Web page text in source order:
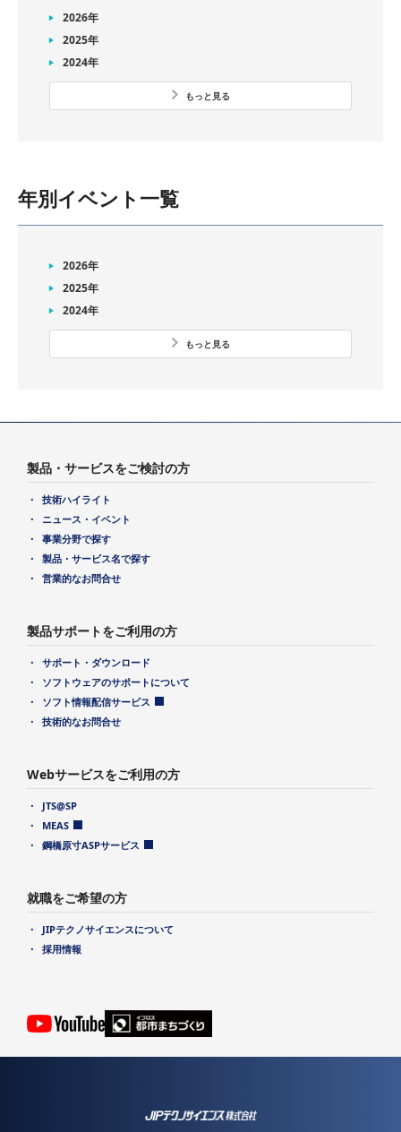
2026年
2025年
2024年
もっと見る
年別イベント一覧
2026年
2025年
2024年
もっと見る
製品・サービスをご検討の方
技術ハイライト
ニュース・イベント
事業分野で探す
製品・サービス名で探す
営業的なお問合せ
製品サポートをご利用の方
サポート・ダウンロード
ソフトウェアのサポートについて
ソフト情報配信サービス
技術的なお問合せ
Webサービスをご利用の方
JTS@SP
MEAS
鋼橋原寸ASPサービス
就職をご希望の方
JIPテクノサイエンスについて
採用情報